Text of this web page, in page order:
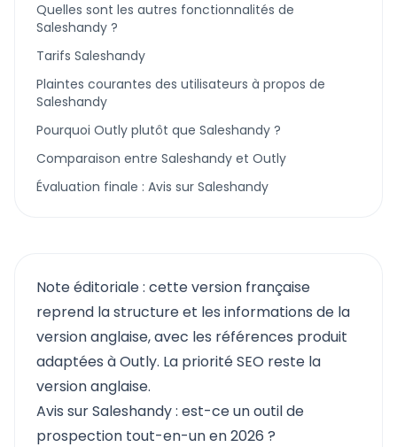
Quelles sont les autres fonctionnalités de
Saleshandy ?
Tarifs Saleshandy
Plaintes courantes des utilisateurs à propos de
Saleshandy
Pourquoi Outly plutôt que Saleshandy ?
Comparaison entre Saleshandy et Outly
Évaluation finale : Avis sur Saleshandy
Note éditoriale : cette version française
reprend la structure et les informations de la
version anglaise, avec les références produit
adaptées à Outly. La priorité SEO reste la
version anglaise.
Avis sur Saleshandy : est-ce un outil de
prospection tout-en-un en 2026 ?